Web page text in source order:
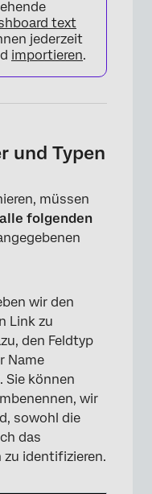
text
jederzeit
importieren.
und Typen
müssen
alle folgenden
wir den
Link zu
den Feldtyp
Name
Sie können
wir
sowohl die
das
zu identifizieren.